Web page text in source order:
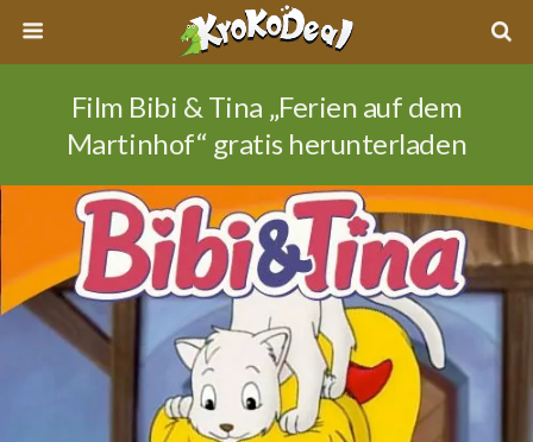
Film Bibi & Tina „Ferien auf dem
Martinhof“ gratis herunterladen